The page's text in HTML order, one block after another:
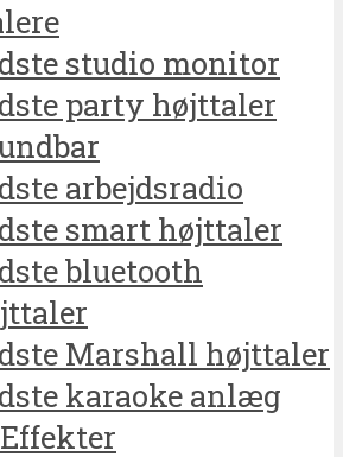
studio monitor
party højttaler
arbejdsradio
smart højttaler
bluetooth
Marshall højttaler
karaoke anlæg